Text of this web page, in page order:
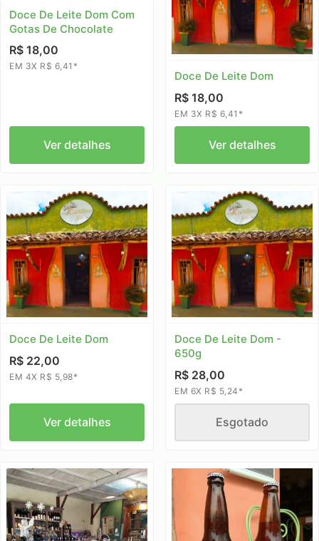
Doce De Leite Dom Com
Gotas De Chocolate
R$ 18,00
EM 3X R$ 6,41*
Ver detalhes
Doce De Leite Dom
R$ 18,00
EM 3X R$ 6,41*
Ver detalhes
Doce De Leite Dom
R$ 22,00
EM 4X R$ 5,98*
Ver detalhes
Doce De Leite Dom -
650g
R$ 28,00
EM 6X R$ 5,24*
Esgotado